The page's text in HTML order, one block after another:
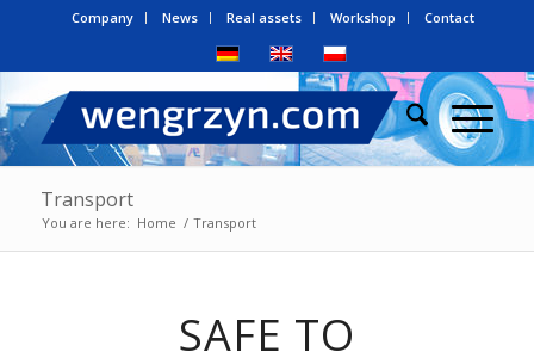
Company News Real assets Workshop Contact
Transport
You are here: Home / Transport
SAFE TO